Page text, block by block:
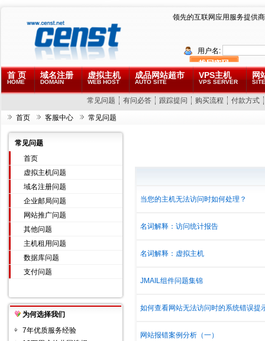
领先的互联网应用服务提供商
用户名:
首 页
HOME
域名注册
DOMAIN
虚拟主机
WEB HOST
成品网站超市
AUTO SITE
VPS主机
VPS SERVER
网
常见问题 有问必答 跟踪提问 购买流程 付款方式
首页 客服中心 常见问题
常见问题
首页
虚拟主机问题
域名注册问题
企业邮局问题
网站推广问题
其他问题
主机租用问题
数据库问题
支付问题
为何选择我们
7年优质服务经验
当您的主机无法访问时如何处理？
名词解释：访问统计报告
名词解释：虚拟主机
JMAIL组件问题集锦
如何查看网站无法访问时的系统错误提
网站报错案例分析（一）